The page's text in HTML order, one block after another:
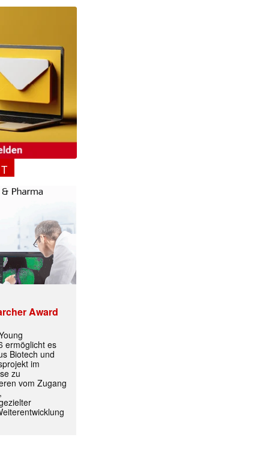
Award
ermöglicht es
Biotech und
im
zu
vom Zugang